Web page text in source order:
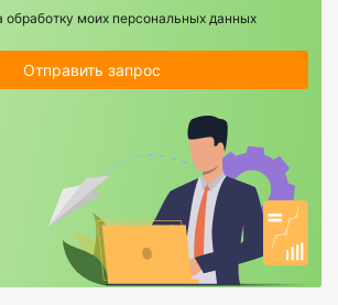
обработку моих персональных данных
Отправить запрос